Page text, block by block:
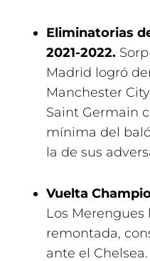
Eliminatorias
2021-2022.
Madrid logró
Manchester
Saint Germain
mínima del
la de sus
Vuelta
Los
remontada,
ante el Chelsea.